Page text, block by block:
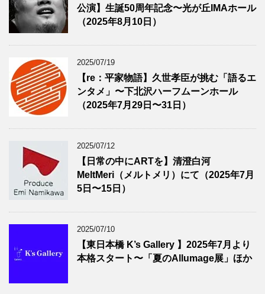
公演】生誕50周年記念〜光が丘IMAホール
（2025年8月10日）
2025/07/19
【re：平家物語】久世孝臣が挑む「語るエ
ンタメ」〜下北沢ハーフムーンホール
（2025年7月29日〜31日）
2025/07/12
【日常の中にARTを】清澄白河
MeltMeri（メルトメリ）にて（2025年7月
5日〜15日）
2025/07/10
【東日本橋 K’s Gallery 】2025年7月より
本格スタート〜「夏のAllumage展」ほか